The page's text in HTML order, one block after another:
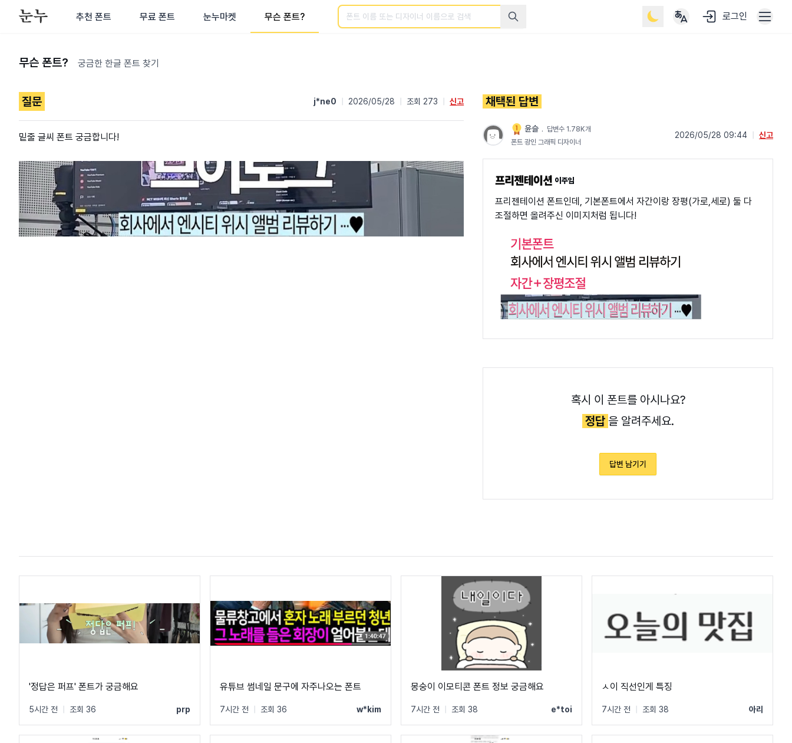
추천 폰트 무료 폰트 눈누마켓 무슨 폰트?
검색 로그인
무슨 폰트? 궁금한 한글 폰트 찾기
질문 j*ne0 2026/05/28 조회 273 신고
밑줄 글씨 폰트 궁금합니다!
채택된 답변
윤슬 ﹒ 답변수 1.78K개
폰트 광인 그래픽 디자이너
2026/05/28 09:44 신고
이주임
프리젠테이션 폰트인데, 기본폰트에서 자간이랑 장평(가로,세로) 둘 다
조절하면 올려주신 이미지처럼 됩니다!
혹시 이 폰트를 아시나요?
정답 을 알려주세요.
답변 남기기
'정답은 퍼프' 폰트가 궁금해요
5시간 전 조회 36 prp
유튜브 썸네일 문구에 자주나오는 폰트
7시간 전 조회 36 w*kim
몽숭이 이모티콘 폰트 정보 궁금해요
7시간 전 조회 38 e*toi
ㅅ이 직선인게 특징
7시간 전 조회 38 아리